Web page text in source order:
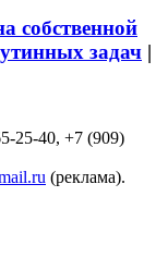
собственной
задач |
25-40, +7 (909)
(реклама).